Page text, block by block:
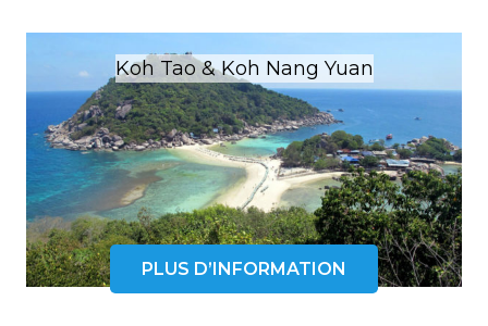
Koh Tao & Koh Nang Yuan
PLUS D’INFORMATION